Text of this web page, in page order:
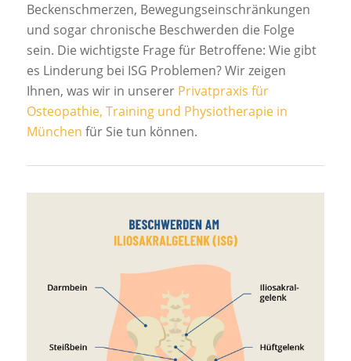
Beckenschmerzen, Bewegungseinschränkungen
und sogar chronische Beschwerden die Folge
sein. Die wichtigste Frage für Betroffene: Wie gibt
es Linderung bei ISG Problemen? Wir zeigen
Ihnen, was wir in unserer Privatpraxis für
Osteopathie, Training und Physiotherapie in
München für Sie tun können.